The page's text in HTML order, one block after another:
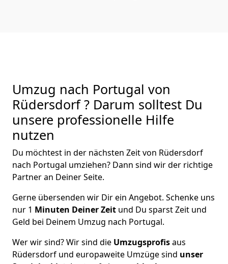
Umzug nach Portugal von
Rüdersdorf ? Darum solltest Du
unsere professionelle Hilfe
nutzen
Du möchtest in der nächsten Zeit von Rüdersdorf
nach Portugal umziehen? Dann sind wir der richtige
Partner an Deiner Seite.
Gerne übersenden wir Dir ein Angebot. Schenke uns
nur 1 Minuten Deiner Zeit und Du sparst Zeit und
Geld bei Deinem Umzug nach Portugal.
Wer wir sind? Wir sind die Umzugsprofisaus
Rüdersdorf und europaweite Umzüge sind unser